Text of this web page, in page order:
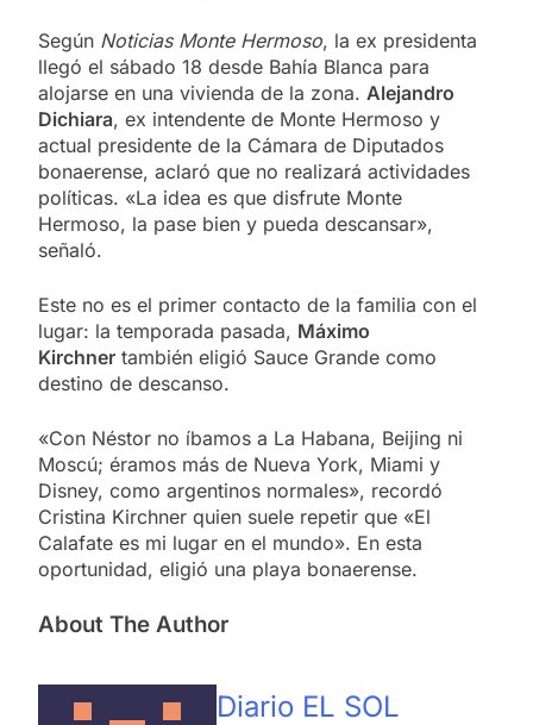
Según Noticias Monte Hermoso, la ex presidenta
llegó el sábado 18 desde Bahía Blanca para
alojarse en una vivienda de la zona. Alejandro
Dichiara, ex intendente de Monte Hermoso y
actual presidente de la Cámara de Diputados
bonaerense, aclaró que no realizará actividades
políticas. «La idea es que disfrute Monte
Hermoso, la pase bien y pueda descansar»,
señaló.
Este no es el primer contacto de la familia con el
lugar: la temporada pasada, Máximo
Kirchner también eligió Sauce Grande como
destino de descanso.
«Con Néstor no íbamos a La Habana, Beijing ni
Moscú; éramos más de Nueva York, Miami y
Disney, como argentinos normales», recordó
Cristina Kirchner quien suele repetir que «El
Calafate es mi lugar en el mundo». En esta
oportunidad, eligió una playa bonaerense.
About The Author
Diario EL SOL